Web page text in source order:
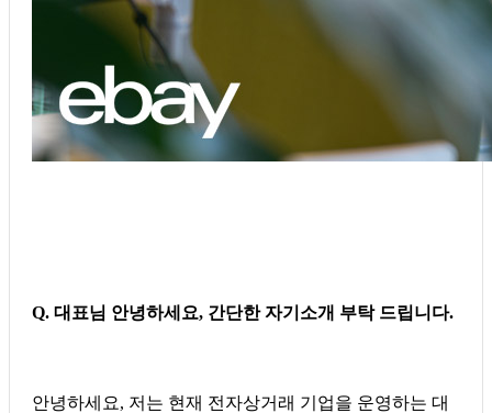
Q. 대표님 안녕하세요, 간단한 자기소개 부탁 드립니다.
안녕하세요, 저는 현재 전자상거래 기업을 운영하는 대